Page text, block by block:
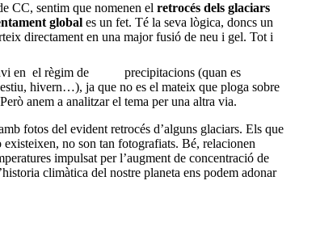
CC, sentim que nomenen el retrocés dels glaciars
global es un fet. Té la seva lògica, doncs un
directament en una major fusió de neu i gel. Tot i
en el règim de
precipitacions (quan es
hivern…), ja que no es el mateix que ploga sobre
anem a analitzar el tema per una altra via.
fotos del evident retrocés d’alguns glaciars. Els que
existeixen, no son tan fotografiats. Bé, relacionen
impulsat per l’augment de concentració de
climàtica del nostre planeta ens podem adonar